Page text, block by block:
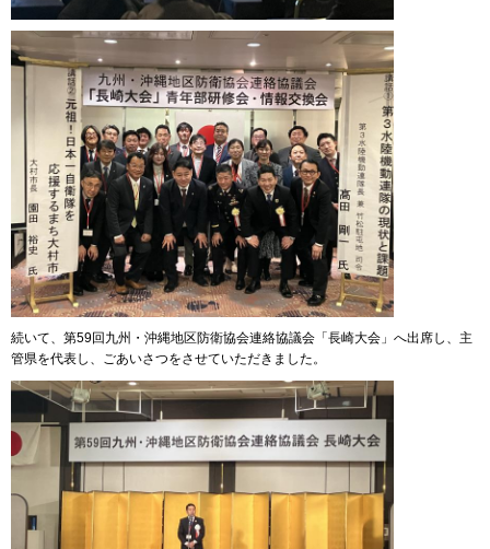
続いて、第59回九州・沖縄地区防衛協会連絡協議会「長崎大会」へ出席し、主
管県を代表し、ごあいさつをさせていただきました。